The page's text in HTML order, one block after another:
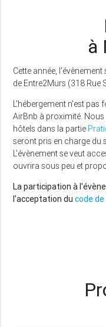
à
Cette année,
de Entre2Murs (318 Rue
L'hébergement n'est pas
AirBnb à proximité.
hôtels dans la partie
seront pris en charge du
L'évènement se veut
ouvrira sous peu et
La participation à
l'acceptation ducode